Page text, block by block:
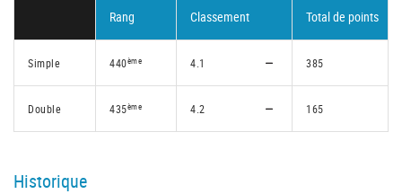
Rang Classement Total de points
Simple 440ème 4.1 385
Double 435ème 4.2 165
Historique